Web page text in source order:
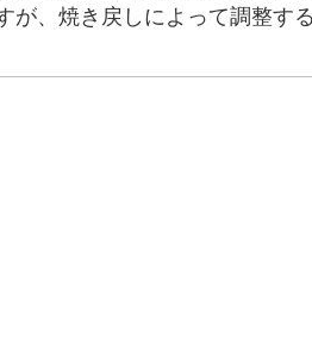
、焼き戻しによって調整す